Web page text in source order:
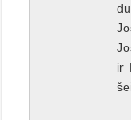
ir